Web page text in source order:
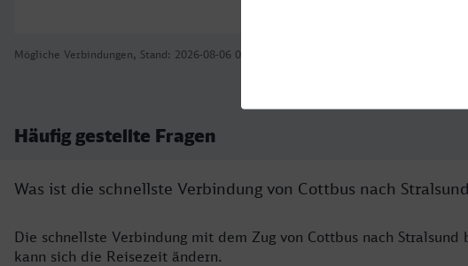
Mögliche Verbindungen, Stand: 2026-08-06 00:43
Häufig gestellte Fragen
Was ist die schnellste Verbindung von Cottbus nach
Die schnellste Verbindung mit dem Zug von Cottbus nach
kann sich die Reisezeit ändern.